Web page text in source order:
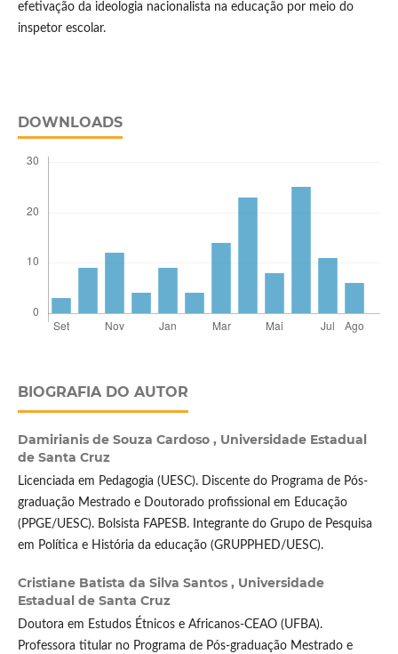
efetivação da ideologia nacionalista na educação por meio do
inspetor escolar.
DOWNLOADS
BIOGRAFIA DO AUTOR
Damirianis de Souza Cardoso , Universidade Estadual
de Santa Cruz
Licenciada em Pedagogia (UESC). Discente do Programa de Pós-
graduação Mestrado e Doutorado profissional em Educação
(PPGE/UESC). Bolsista FAPESB. Integrante do Grupo de Pesquisa
em Política e História da educação (GRUPPHED/UESC).
Cristiane Batista da Silva Santos , Universidade
Estadual de Santa Cruz
Doutora em Estudos Étnicos e Africanos-CEAO (UFBA).
Professora titular no Programa de Pós-graduação Mestrado e